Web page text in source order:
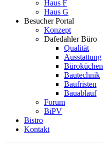
Haus F
Haus G
Besucher Portal
Konzept
Dafedahler Büro
Qualität
Ausstattung
Büroküchen
Bautechnik
Baufristen
Bauablauf
Forum
BiPV
Bistro
Kontakt